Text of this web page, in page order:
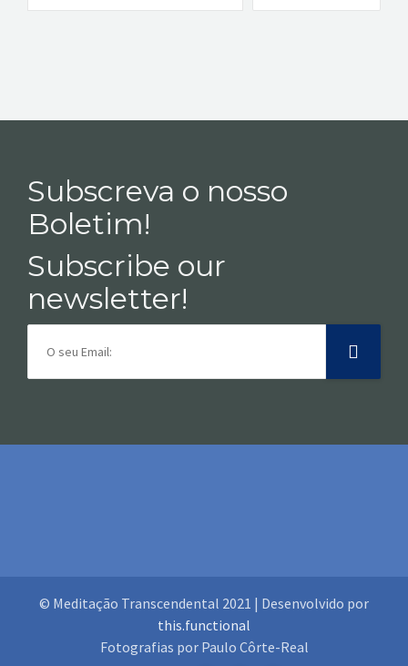
Subscreva o nosso
Boletim!
Subscribe our
newsletter!
© Meditação Transcendental 2021 | Desenvolvido por
this.functional
Fotografias por Paulo Côrte-Real